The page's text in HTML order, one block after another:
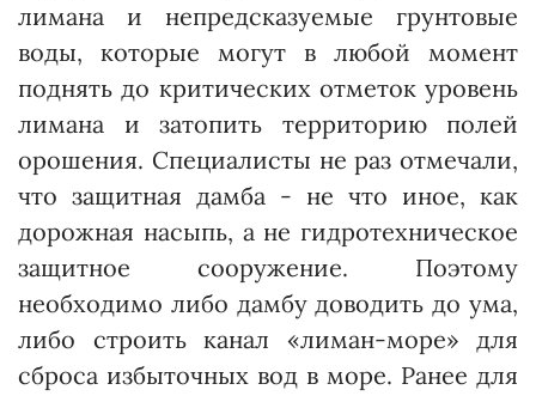
лимана и непредсказуемые грунтовые
воды, которые могут в любой момент
поднять до критических отметок уровень
лимана и затопить территорию полей
орошения. Спе­циалисты не раз отмечали,
что защитная дамба - не что иное, как
дорожная насыпь, а не гидротехническое
защитное сооружение. Поэтому
необходимо либо дамбу доводить до ума,
либо строить канал «лиман-море» для
сброса избыточных вод в море. Ранее для